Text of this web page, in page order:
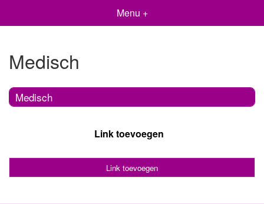
Menu +
Medisch
Medisch
Link toevoegen
Link toevoegen